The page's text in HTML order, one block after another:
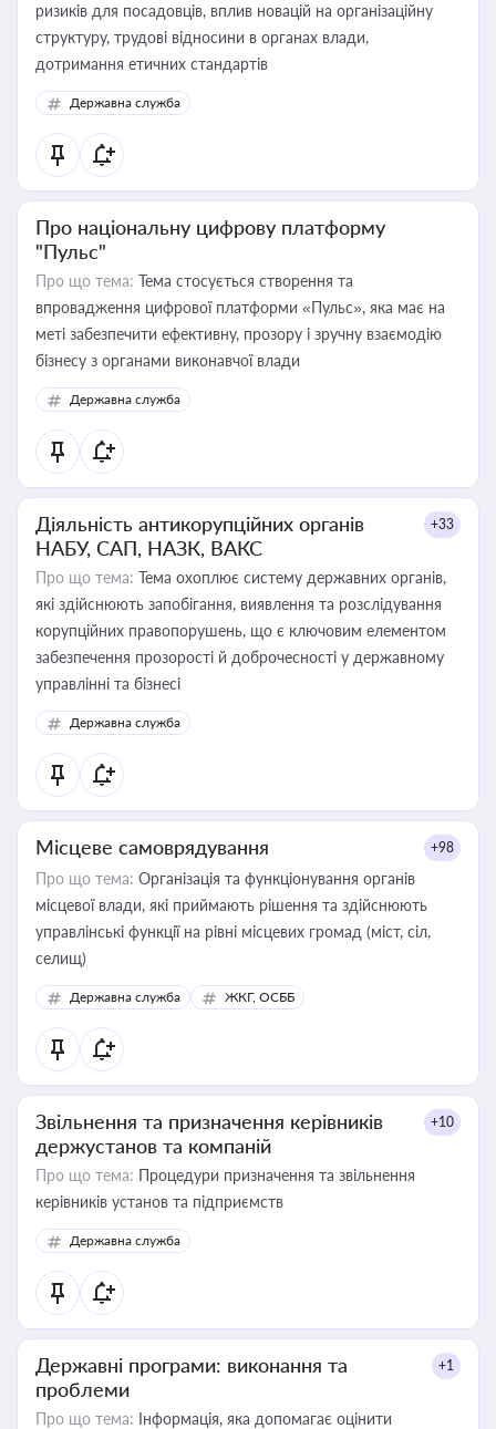
ризиків для посадовців, вплив новацій на організаційну
структуру, трудові відносини в органах влади,
дотримання етичних стандартів
Державна служба
Про національну цифрову платформу
"Пульс"
Про що тема: Тема стосується створення та
впровадження цифрової платформи «Пульс», яка має на
меті забезпечити ефективну, прозору і зручну взаємодію
бізнесу з органами виконавчої влади
Державна служба
Діяльність антикорупційних органів
НАБУ, САП, НАЗК, ВАКС
+33
Про що тема: Тема охоплює систему державних органів,
які здійснюють запобігання, виявлення та розслідування
корупційних правопорушень, що є ключовим елементом
забезпечення прозорості й доброчесності у державному
управлінні та бізнесі
Державна служба
Місцеве самоврядування +98
Про що тема: Організація та функціонування органів
місцевої влади, які приймають рішення та здійснюють
управлінські функції на рівні місцевих громад (міст, сіл,
селищ)
Державна служба ЖКГ, ОСББ
Звільнення та призначення керівників
держустанов та компаній
+10
Про що тема: Процедури призначення та звільнення
керівників установ та підприємств
Державна служба
Державні програми: виконання та
проблеми
+1
Про що тема: Інформація, яка допомагає оцінити